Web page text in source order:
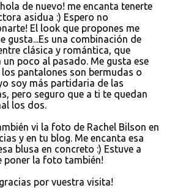
de nuevo! me encanta tenerte
asidua :) Espero no
El look que propones me
gusta...Es una combinación de
clásica y romántica, que
un poco al pasado. Me gusta ese
los pantalones son bermudas o
soy más partidaria de las
pero seguro que a ti te quedan
los dos.
vi la foto de Rachel Bilson en
y en tu blog. Me encanta esa
blusa en concreto :) Estuve a
poner la foto también!
por vuestra visita!